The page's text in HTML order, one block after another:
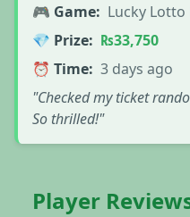
🎮 Game: Lucky
💎 Prize: ₨33,750
⏰ Time: 3 days ago
"Checked my ticket
So thrilled!"
Player